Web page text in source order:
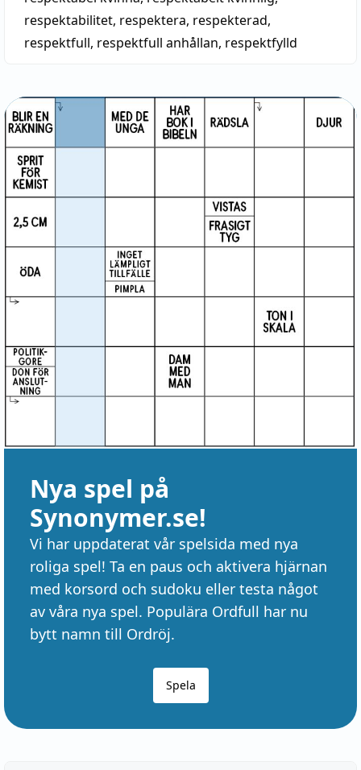
respektabilitet, respektera, respekterad,
respektfull, respektfull anhållan, respektfylld
Nya spel på
Synonymer.se!
Vi har uppdaterat vår spelsida med nya
roliga spel! Ta en paus och aktivera hjärnan
med korsord och sudoku eller testa något
av våra nya spel. Populära Ordfull har nu
bytt namn till Ordröj.
Spela